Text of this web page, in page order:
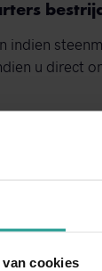
cookies
indien
u direct
Om u snel
hoeft u
van
bericht